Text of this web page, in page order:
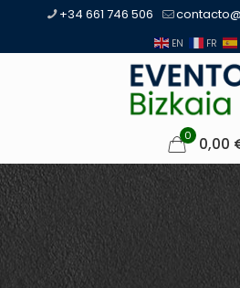
+34 661 746 506
EN FR
0 0,00